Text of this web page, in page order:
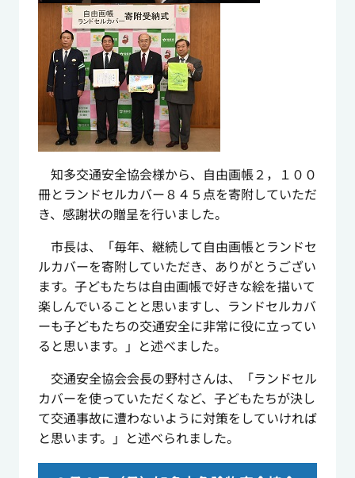
知多交通安全協会様から、自由画帳２，１００
冊とランドセルカバー８４５点を寄附していただ
き、感謝状の贈呈を行いました。
市長は、「毎年、継続して自由画帳とランドセ
ルカバーを寄附していただき、ありがとうござい
ます。子どもたちは自由画帳で好きな絵を描いて
楽しんでいることと思いますし、ランドセルカバ
ーも子どもたちの交通安全に非常に役に立ってい
ると思います。」と述べました。
交通安全協会会長の野村さんは、「ランドセル
カバーを使っていただくなど、子どもたちが決し
て交通事故に遭わないように対策をしていければ
と思います。」と述べられました。